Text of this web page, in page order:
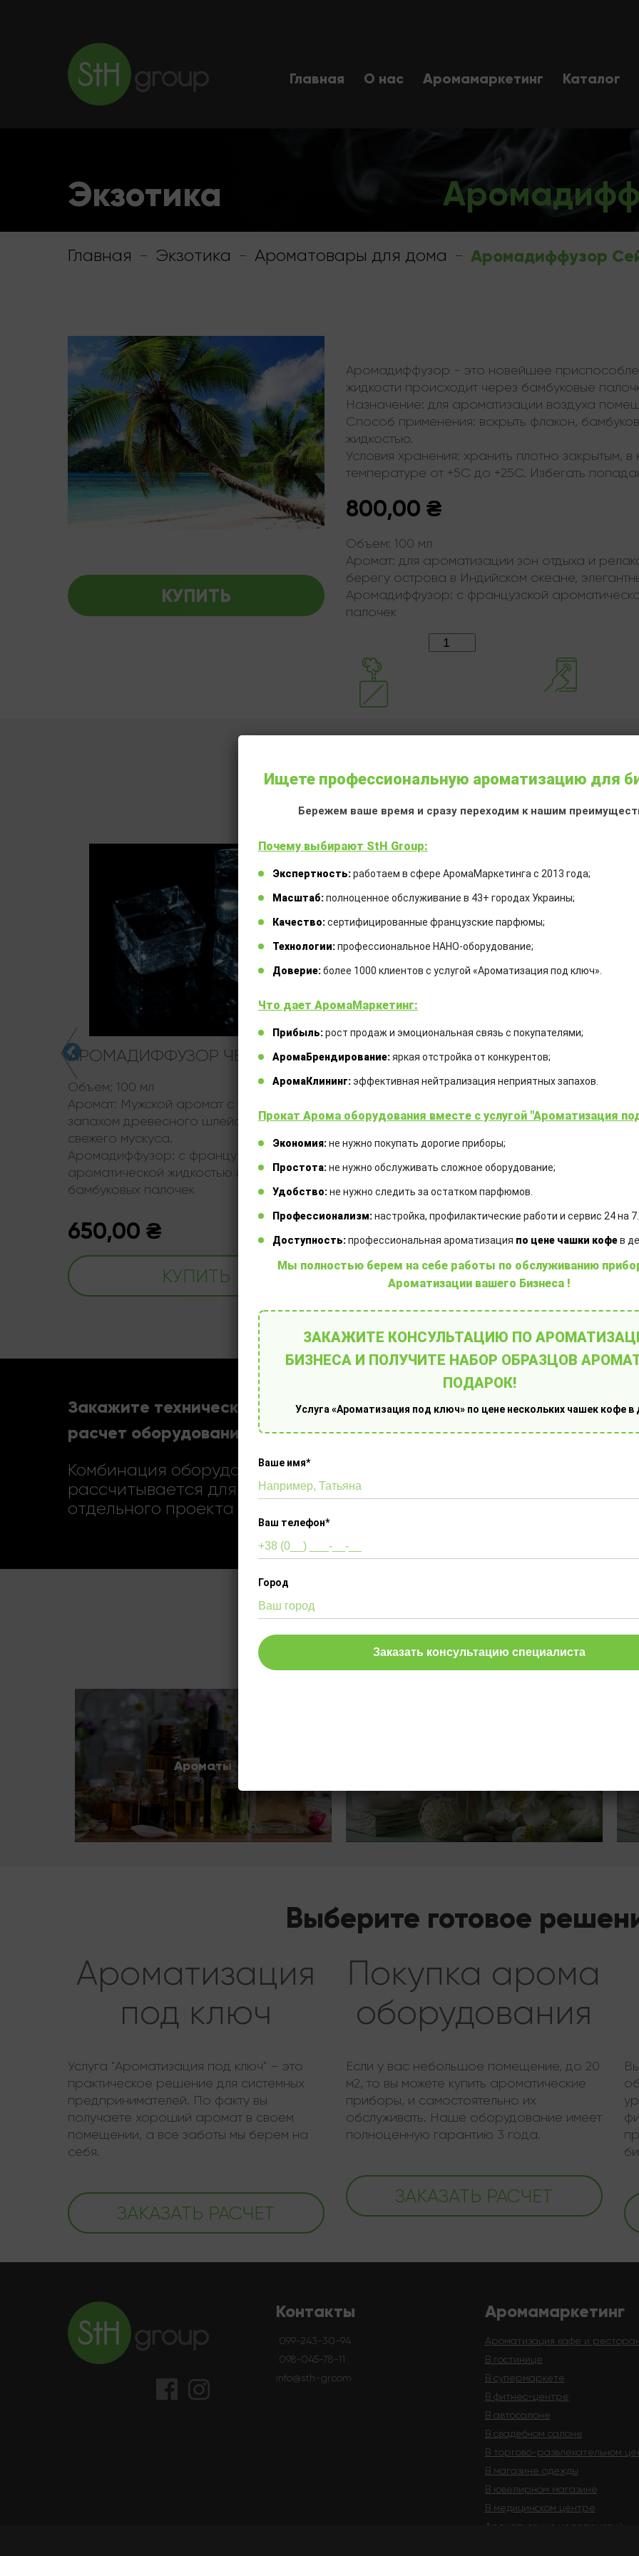
Главная О нас Аромамаркетинг Каталог
Экзотика
Главная - Экзотика - Ароматовары для дома - Аромадиффузор
КУПИТЬ
Аромадиффузор - это новейшее
жидкости происходит через бамбуковые
Назначение: для ароматизации воздуха
Способ применения: вскрыть флакон,
жидкостью.
Условия хранения: хранить плотно закрытым,
температуре от +5С до +25С. Избегать
800,00 ₴
Объем: 100 мл
Аромат: для ароматизации зон отдыха и
берегу острова в Индийском океане,
Аромадиффузор: с французской
палочек
Другие ароматовары
АРОМАДИФФУЗОР ЧЁРНЫЙ ЛЁД
Объем: 100 мл
Аромат: Мужской аромат с таинственным
запахом древесного шлейфа кедра и
свежего мускуса.
Аромадиффузор: с французской
ароматической жидкостью и комплектом
бамбуковых палочек
650,00 ₴
КУПИТЬ
АРОМАДИФФУЗОР ГОЛУБАЯ
РЕКА
Аромат:прекрасно подойдет для
ароматизации зон отдыха и релаксации.
Аромадиффузор:с французской
ароматической жидкостью и комплектом
бамбуковых палочек
650,00₴
КУПИТЬ
Закажите технический
расчет оборудования
Комбинация оборудования
рассчитывается для каждого
отдельного проекта
Другие товары
Ароматы
Выберите готовое
Ароматизация
под ключ
Услуга "Ароматизация под ключ" – это
практическое решение для системных
предпринимателей. По факту вы
получаете хороший аромат в своем
помещении, а все заботы мы берем на
себя.
ЗАКАЗАТЬ РАСЧЕТ
Покупка арома
оборудования
Если у вас небольшое помещение, до 20
м2, то вы можете купить ароматические
приборы, и самостоятельно их
обслуживать. Наше оборудование имеет
полноценную гарантию 3 года.
ЗАКАЗАТЬ РАСЧЕТ
Контакты
099-243-30-94
098-045-78-11
info@sth-gr.com
Аромамаркетинг
Ароматизация кафе и
В гостинице
В супермаркете
В фитнес-центре
В автосалоне
В свадебном салоне
В торгово-развлекательном
В магазине одежды
В ювелирном магазине
В медицинском центре
Ароматизация мероприятий
Ищете профессиональную ароматизацию для
Бережем ваше время и сразу переходим к нашим
Почему выбирают StH Group:
Экспертность:работаем в сфере АромаМаркетинга с 2013 года;
Масштаб:полноценное обслуживание в 43+ городах Украины;
Качество:сертифицированные французские парфюмы;
Технологии:профессиональное НАНО-оборудование;
Доверие:более 1000 клиентов с услугой «Ароматизация под ключ».
Что дает АромаМаркетинг:
Прибыль:рост продаж и эмоциональная связь с покупателями;
АромаБрендирование:яркая отстройка от конкурентов;
АромаКлининг:эффективная нейтрализация неприятных запахов.
Прокат Арома оборудования вместе с услугой "Ароматизация
Экономия:не нужно покупать дорогие приборы;
Простота:не нужно обслуживать сложное оборудование;
Удобство:не нужно следить за остатком парфюмов.
Профессионализм:настройка, профилактические работи и сервис 24 на 7.
Доступность:профессиональная ароматизация по цене чашки кофев
Мы полностью берем на себе работы по обслуживанию
Ароматизации вашего Бизнеса !
ЗАКАЖИТЕ КОНСУЛЬТАЦИЮ ПО
БИЗНЕСА И ПОЛУЧИТЕ НАБОР ОБРАЗЦОВ
ПОДАРОК!
Услуга «Ароматизация под ключ» по цене нескольких чашек кофе в
Ваше имя*
Ваш телефон*
Город